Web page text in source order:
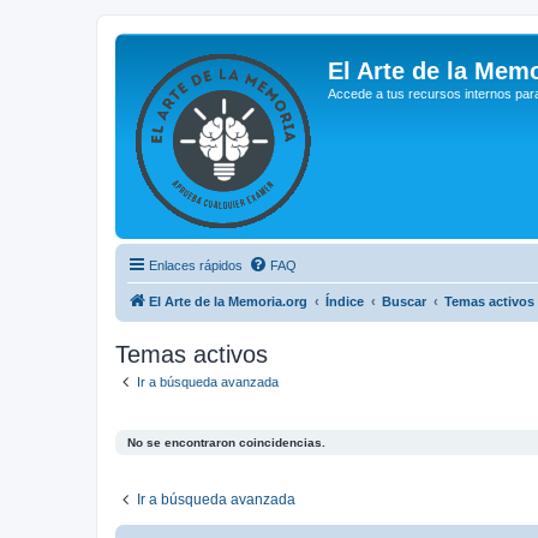
El Arte de la
Accede a tus recursos internos
Enlaces rápidos FAQ
El Arte de la Memoria.org Índice Buscar Temas activos
Temas activos
Ir a búsqueda avanzada
No se encontraron coincidencias.
Ir a búsqueda avanzada